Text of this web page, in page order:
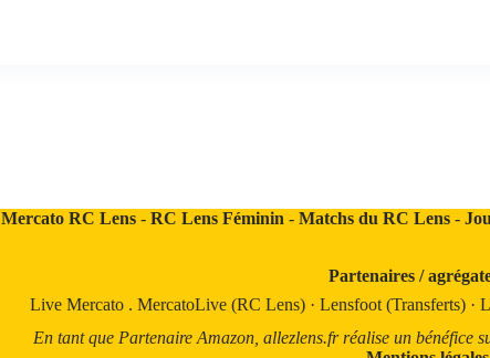
Mercato RC Lens- RC Lens Féminin - Matchs du RC Lens-
Partenaires /
Live Mercato . MercatoLive (RC Lens) · Lensfoot (Transferts) ·
En tant que Partenaire Amazon, allezlens.fr réalise un bénéfice